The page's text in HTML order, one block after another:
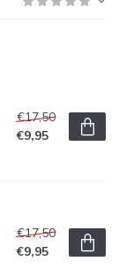
€17,50
€9,95
€17,50
€9,95